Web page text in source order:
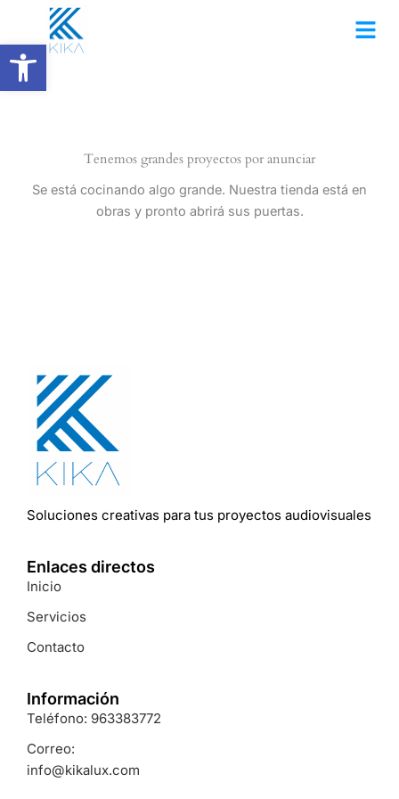
Abrir barra de herramientas
contenido
Tenemos grandes proyectos por anunciar
Se está cocinando algo grande. Nuestra tienda está en
obras y pronto abrirá sus puertas.
Soluciones creativas para tus proyectos audiovisuales
Enlaces directos
Inicio
Servicios
Contacto
Información
Teléfono: 963383772
Correo:
info@kikalux.com